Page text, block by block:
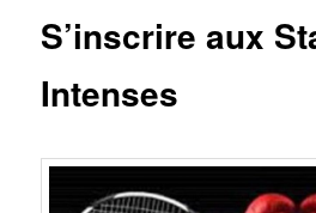
S’inscrire aux
Intenses